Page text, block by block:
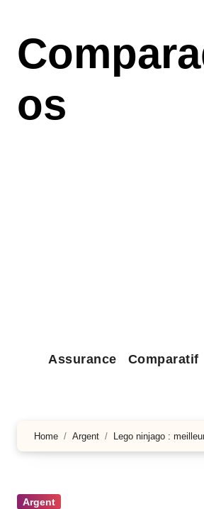
contenu
principal
os
Assurance Comparatif
Home Argent Lego ninjago :
Argent